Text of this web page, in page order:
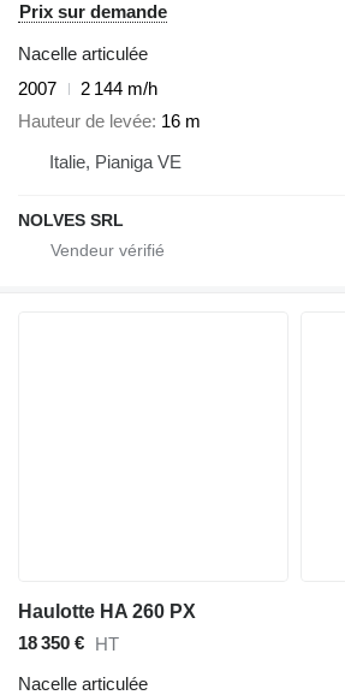
Prix sur demande
Nacelle articulée
2007
2 144 m/h
Hauteur de levée 16 m
Italie, Pianiga VE
NOLVES SRL
Haulotte HA 260 PX
18 350 € HT
Nacelle articulée